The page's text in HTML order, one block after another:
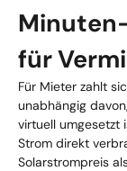
für
Für Mieter zahlt
unabhängig
virtuell umgesetzt
Strom direkt
Solarstrompreis